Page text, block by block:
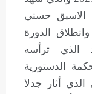
الاسبق حسني
الدورة
الذي ترأسه
الدستورية
أثار جدلا